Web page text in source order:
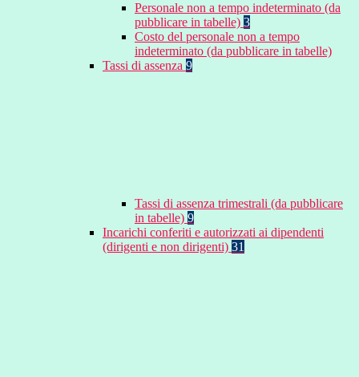
Personale non a tempo indeterminato (da
pubblicare in tabelle) 3
Costo del personale non a tempo
indeterminato (da pubblicare in tabelle)
Tassi di assenza 9
Tassi di assenza trimestrali (da pubblicare
in tabelle) 9
Incarichi conferiti e autorizzati ai dipendenti
(dirigenti e non dirigenti) 31